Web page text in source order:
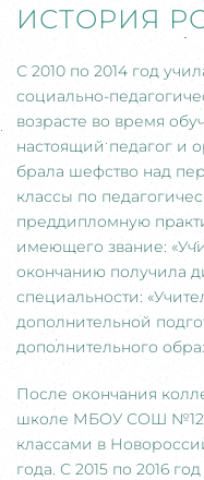
ИСТОРИЯ
С 2010 по 2014 год
социально-
возрасте во время
настоящий педагог и
брала шефство над
классы по
преддипломную
имеющего звание:
окончанию получила
специальности:
дополнительной
дополнительного
После окончания
школе МБОУ СОШ №12
классами в
года. С 2015 по 2016